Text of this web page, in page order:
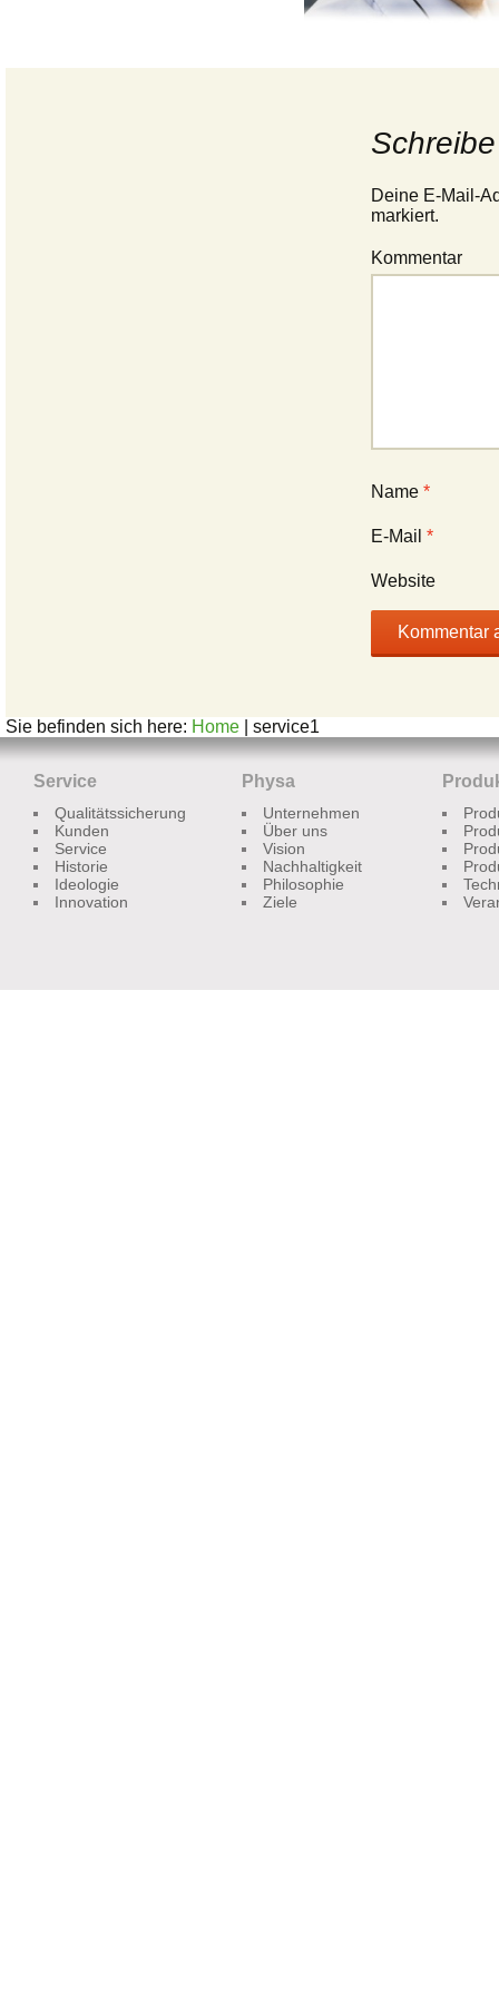
Deine E-Mail-
markiert.
Kommentar
Name *
E-Mail *
Website
Sie befinden sich here: Home | service1
Service
Qualitätssicherung
Kunden
Service
Historie
Ideologie
Innovation
Physa
Unternehmen
Über uns
Vision
Nachhaltigkeit
Philosophie
Ziele